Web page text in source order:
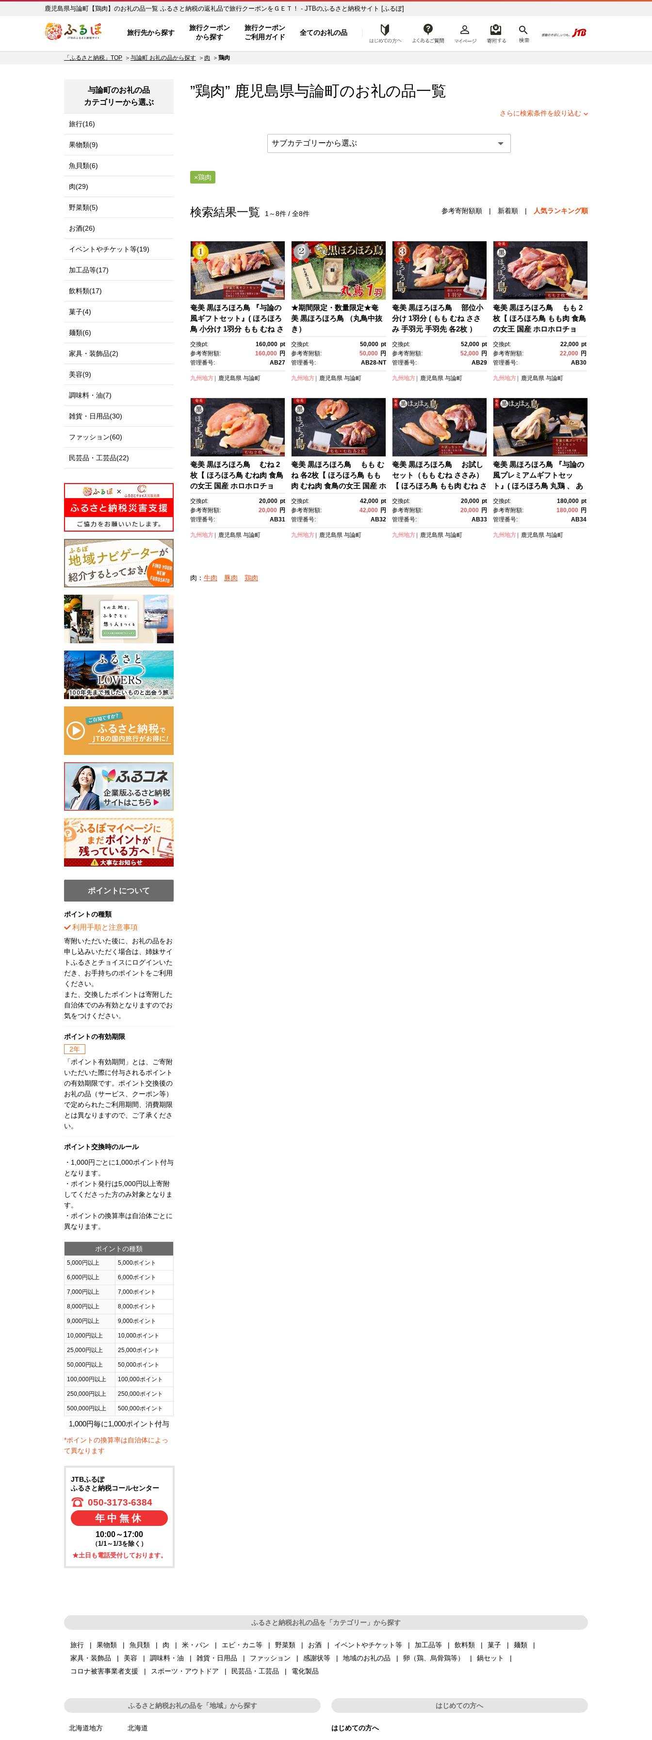
鹿児島県与論町【鶏肉】のお礼の品一覧 ふるさと納税の返礼品で旅行クーポンをＧＥＴ！ - JTBのふるさと納税サイト [ふるぽ]
旅行先から探す
旅行クーポン
から探す
旅行クーポン
ご利用ガイド
全てのお礼の品 はじめての方へ
「ふるさと納税」TOP 与論町 お礼の品から探す 肉 鶏肉
”鶏肉” 鹿児島県与論町のお礼の品一覧
さらに検索条件を絞り込む
鶏肉
検索結果一覧 1～8件 / 全8件 参考寄附額順 | 新着順 | 人気ランキング順
奄美 黒ほろほろ鳥 『与論の
風ギフトセット』( ほろほろ
鳥 小分け 1羽分 もも むね さ
さみ 手羽元 手羽先 各2
枚 、 あーどぅる焼き 長皿 、
芭蕉布 ) 【 ほろほろ鳥 食鳥
ウ 鶏肉 とりにく 鳥 鶏 鹿児
ルメ 】
交換pt: 160,000 pt
参考寄附額:
160,000 円
管理番号:
AB27
九州地方 鹿児島県 与論町
★期間限定・数量限定★奄
美 黒ほろほろ鳥 （丸鳥中抜
き）
交換pt: 50,000 pt
参考寄附額:
50,000 円
管理番号:
AB28-NT
九州地方 鹿児島県 与論町
奄美 黒ほろほろ鳥 部位小
分け 1羽分 ( もも むね ささ
み 手羽元 手羽先 各2枚 ）
【 ほろほろ鳥 国産 ホロホロ
チョウ 鶏肉 とりに
く 鳥 鶏 鹿児島県 与論島 ヨ
交換pt: 52,000 pt
参考寄附額:
52,000 円
管理番号:
AB29
九州地方 鹿児島県 与論町
奄美 黒ほろほろ鳥 もも 2
枚【 ほろほろ鳥 もも肉 食鳥
の女王 国産 ホロホロチョ
ウ 鶏肉 とりにく 鳥 鶏 鹿児
島県 与論島 ヨロン ご当
地 グルメ 】
交換pt: 22,000 pt
参考寄附額:
22,000 円
管理番号:
AB30
九州地方 鹿児島県 与論町
奄美 黒ほろほろ鳥 むね 2
枚【 ほろほろ鳥 むね肉 食鳥
の女王 国産 ホロホロチョ
ウ 鶏肉 とりにく 鳥 鶏 鹿児
島県 与論島 ヨロン ご当地 グ
ルメ 】
交換pt: 20,000 pt
参考寄附額:
20,000 円
管理番号:
AB31
九州地方 鹿児島県 与論町
奄美 黒ほろほろ鳥 もも む
ね 各2枚【 ほろほろ鳥 もも
肉 むね肉 食鳥の女王 国産 ホ
ロホロチョウ 鶏肉 とりに
く 鳥 鶏 鹿児島県 与論島 ヨ
ロン ご当地 グルメ 】
交換pt: 42,000 pt
参考寄附額:
42,000 円
管理番号:
AB32
九州地方 鹿児島県 与論町
奄美 黒ほろほろ鳥 お試し
セット（もも むね ささみ）
【 ほろほろ鳥 もも肉 むね さ
さみ肉 食鳥の女王 国産 ホロ
ホロチョウ 鶏肉 とりに
く 鳥 鶏 鹿児島県 与論島 ヨ
交換pt: 20,000 pt
参考寄附額:
20,000 円
管理番号:
AB33
九州地方 鹿児島県 与論町
奄美 黒ほろほろ鳥 『与論の
風プレミアムギフトセッ
ト』( ほろほろ鳥 丸鶏 、 あ
ーどぅる焼き 長皿 、芭蕉
布 ) 【 ほろほろ鳥 食鳥の女
王 国産 ホロホロチョウ 鶏
県 与論島 ヨロン ご当地 グ
交換pt: 180,000 pt
参考寄附額:
180,000 円
管理番号:
AB34
九州地方 鹿児島県 与論町
肉： 牛肉 豚肉 鶏肉
与論町のお礼の品
カテゴリーから選ぶ
旅行(16)
果物類(9)
魚貝類(6)
肉(29)
野菜類(5)
お酒(26)
イベントやチケット等(19)
加工品等(17)
飲料類(17)
菓子(4)
麺類(6)
家具・装飾品(2)
美容(9)
調味料・油(7)
雑貨・日用品(30)
ファッション(60)
民芸品・工芸品(22)
ポイントについて
ポイントの種類
利用手順と注意事項
寄附いただいた後に、お礼の品をお
申し込みいただく場合は、姉妹サイ
トふるさとチョイスにログインいた
だき、お手持ちのポイントをご利用
ください。
また、交換したポイントは寄附した
自治体でのみ有効となりますのでお
気をつけください。
ポイントの有効期限
2年
「ポイント有効期間」とは、ご寄附
いただいた際に付与されるポイント
の有効期限です。ポイント交換後の
お礼の品（サービス、クーポン等）
で定められたご利用期間、消費期限
とは異なりますので、ご了承くださ
い。
ポイント交換時のルール
・1,000円ごとに1,000ポイント付与
となります。
・ポイント発行は5,000円以上寄附
してくださった方のみ対象となりま
す。
・ポイントの換算率は自治体ごとに
異なります。
ポイントの種類
5,000円以上 5,000ポイント
6,000円以上 6,000ポイント
7,000円以上 7,000ポイント
8,000円以上 8,000ポイント
9,000円以上 9,000ポイント
10,000円以上 10,000ポイント
25,000円以上 25,000ポイント
50,000円以上 50,000ポイント
100,000円以上 100,000ポイント
250,000円以上 250,000ポイント
500,000円以上 500,000ポイント
1,000円毎に1,000ポイント付与
*ポイントの換算率は自治体によっ
て異なります
JTBふるぽ
ふるさと納税コールセンター
050-3173-6384
年中無休
10:00～17:00
（1/1～1/3を除く）
★土日も電話受付しております。
ふるさと納税お礼の品を「カテゴリー」から探す
旅行 果物類 魚貝類 肉 米・パン エビ・カニ等 野菜類 お酒 イベントやチケット等 加工品等 飲料類 菓子
麺類
家具・装飾品
美容 調味料・油 雑貨・日用品 ファッション 感謝状等 地域のお礼の品 卵（鶏、烏骨鶏等）
鍋セット
コロナ被害事業者支援
スポーツ・アウトドア 民芸品・工芸品 電化製品
ふるさと納税お礼の品を「地域」から探す
北海道地方 北海道
はじめての方へ
はじめての方へ